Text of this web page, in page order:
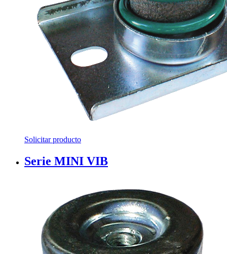
Solicitar producto
Serie MINI VIB